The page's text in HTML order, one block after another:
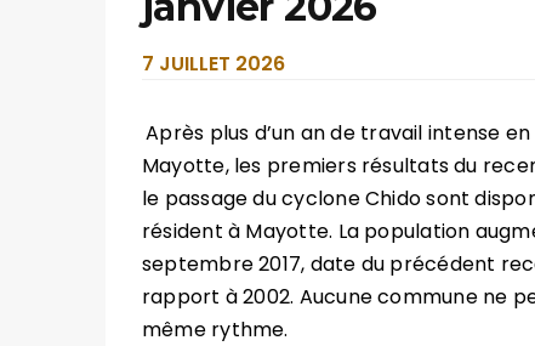
7 JUILLET 2026
Après plus d’un an de travail intense
Mayotte, les premiers résultats du
le passage du cyclone Chido sont
résident à Mayotte. La population
septembre 2017, date du précédent
rapport à 2002. Aucune commune ne
même rythme.